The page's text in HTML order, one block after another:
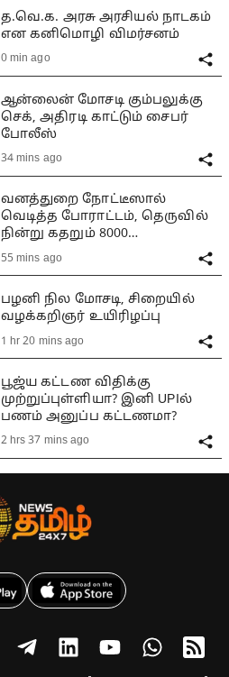
த.வெ.க. அரசு அரசியல் நாடகம்
என கனிமொழி விமர்சனம்
0 min ago
ஆன்லைன் மோசடி கும்பலுக்கு
செக், அதிரடி காட்டும் சைபர்
போலீஸ்
34 mins ago
வனத்துறை நோட்டீஸால்
வெடித்த போராட்டம், தெருவில்
நின்று கதறும் 8000
குடும்பங்கள்
55 mins ago
பழனி நில மோசடி, சிறையில்
வழக்கறிஞர் உயிரிழப்பு
1 hr 20 mins ago
பூஜ்ய கட்டண விதிக்கு
முற்றுப்புள்ளியா? இனி UPIல்
பணம் அனுப்ப கட்டணமா?
2 hrs 37 mins ago